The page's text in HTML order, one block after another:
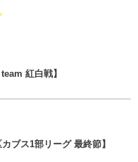
紅白戦】
ブス1部リーグ 最終節】